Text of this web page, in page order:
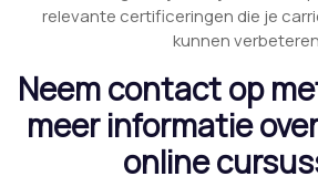
relevante certificeringen die je
kunnen
Neem contact op
meer informatie
online